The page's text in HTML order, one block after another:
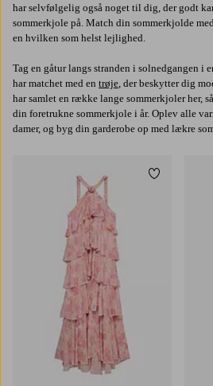
har selvfølgelig også noget til dig, der godt
sommerkjole på. Match din sommerkjolde med
en hvilken som helst lejlighed.
Tag en gåtur langs stranden i solnedgangen i
har matchet med en trøje , der beskytter dig
har samlet en række lange sommerkjoler her,
din foretrukne sommerkjole i år. Oplev alle
damer, og byg din garderobe op med lækre
Tilføj til